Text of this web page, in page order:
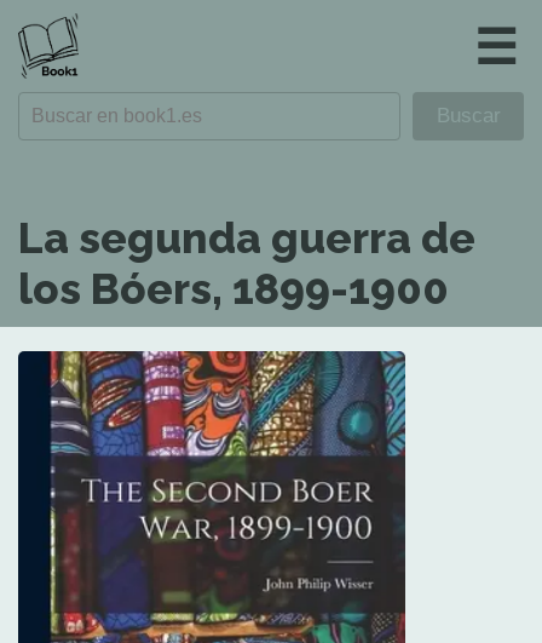
☰
La segunda guerra de
los Bóers, 1899-1900